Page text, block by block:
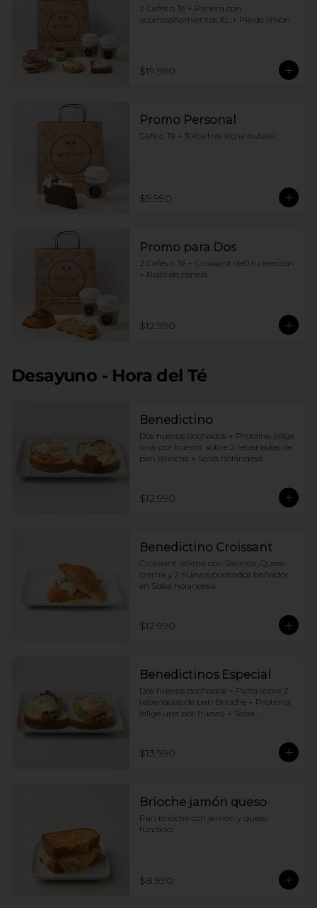
2 Cafés o Té + Panera con
acompañamientos XL + Pie de limón
$19.990
Promo Personal
Café o Té + Torta tres leche nutella
$9.990
Promo para Dos
2 Cafés o Té + Croissant de0 tu elección
+ Rollo de canela
$12.990
Desayuno - Hora del Té
Benedictino
Dos huevos pochados + Proteina (elige
una por huevo)  sobre 2 rebanadas de
pan Brioche + Salsa holandesa
$12.990
Benedictino Croissant
Croissant relleno con Salmón, Queso
crema y 2 huevos pochados bañados
en Salsa holandesa
$12.990
Benedictinos Especial
Dos huevos pochados + Palta sobre 2
rebanadas de pan Brioche + Proteina
(elige una por huevo) + Salsa
$13.990
Brioche jamón queso
Pan brioche con jamon y queso
fundido.
$8.990